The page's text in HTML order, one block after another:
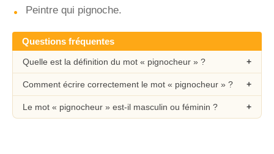
Peintre qui pignoche.
Questions fréquentes
Quelle est la définition du mot « pignocheur » ?
Comment écrire correctement le mot « pignocheur » ?
Le mot « pignocheur » est-il masculin ou féminin ?